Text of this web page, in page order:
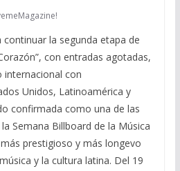
la segunda etapa de
con entradas agotadas,
internacional con
Unidos, Latinoamérica y
confirmada como una de las
Semana Billboard de la Música
prestigioso y más longevo
y la cultura latina. Del 19